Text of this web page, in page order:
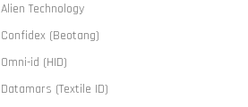
Alien Technology
Confidex (Beotang)
Omni-id (HID)
Datamars (Textile ID)